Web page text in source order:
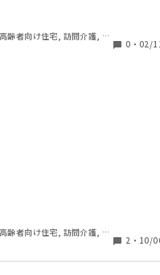
先日、その方の、お母様が
その方の家に安直となりま
すので、それは自宅に帰って
ルだと思いますが、リフト操
す。安直して、家人はろう
ていったそうです。朝くる
族が泊まるのではないでし
うにいわれました。強制で
抗議をしました。家族もい
私がいきますが、家族はお
ても、次の日も安置されるよ
齢者向け住宅, 訪問介護, 介
0 ・ 02/
齢者向け住宅, 訪問介護, 介
2 ・ 10/